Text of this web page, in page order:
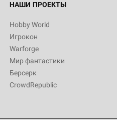
НАШИ ПРОЕКТЫ
Hobby World
Игрокон
Warforge
Мир фантастики
Берсерк
CrowdRepublic